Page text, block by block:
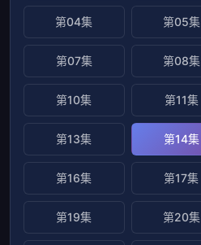
第04集 第05集
第07集 第08集
第10集 第11集
第13集 第14集
第16集 第17集
第19集 第20集